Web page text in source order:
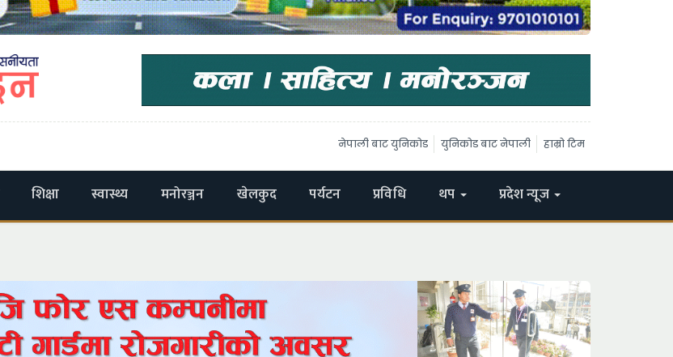
नेपाली बाट युनिकोड युनिकोड बाट नेपाली हाम्रो टिम
शिक्षा स्वास्थ्य मनोरञ्जन खेलकुद पर्यटन प्रविधि थप प्रदेश न्यूज